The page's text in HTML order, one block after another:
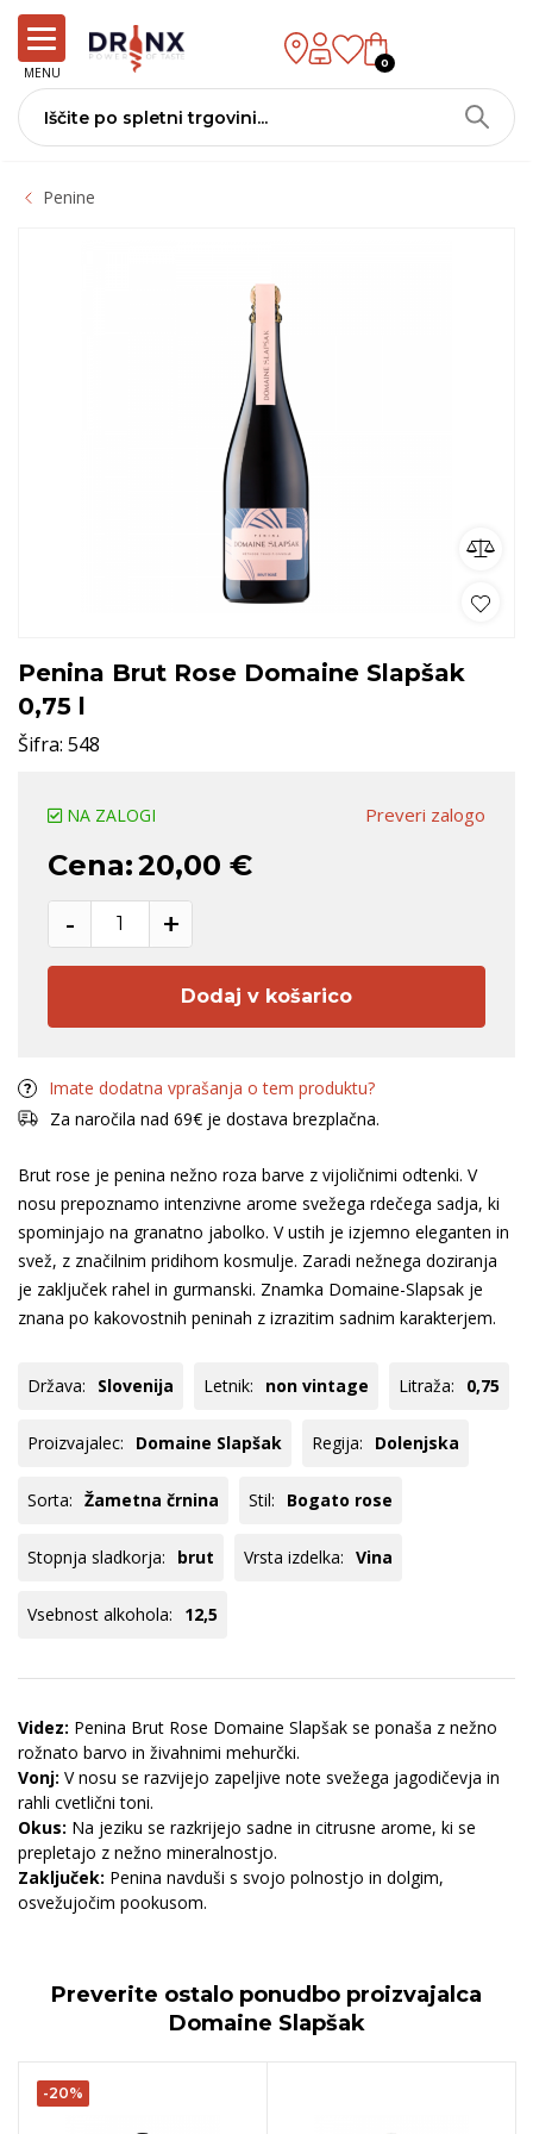
MENU
0
Penine
Penina Brut Rose Domaine Slapšak
0,75 l
Šifra: 548
Preveri zalogo
NA ZALOGI
Cena:20,00 €
- +
Dodaj v košarico
Imate dodatna vprašanja o tem produktu?
Za naročila nad 69€ je dostava brezplačna.
Brut rose je penina nežno roza barve z vijoličnimi odtenki. V
nosu prepoznamo intenzivne arome svežega rdečega sadja, ki
spominjajo na granatno jabolko. V ustih je izjemno eleganten in
svež, z značilnim pridihom kosmulje. Zaradi nežnega doziranja
je zaključek rahel in gurmanski. Znamka Domaine-Slapsak je
znana po kakovostnih peninah z izrazitim sadnim karakterjem.
Država: Slovenija Letnik: non vintage Litraža: 0,75
Proizvajalec: Domaine Slapšak Regija: Dolenjska
Sorta: Žametna črnina Stil: Bogato rose
Stopnja sladkorja: brut Vrsta izdelka: Vina
Vsebnost alkohola: 12,5
Videz: Penina Brut Rose Domaine Slapšak se ponaša z nežno
rožnato barvo in živahnimi mehurčki.
Vonj: V nosu se razvijejo zapeljive note svežega jagodičevja in
rahli cvetlični toni.
Okus: Na jeziku se razkrijejo sadne in citrusne arome, ki se
prepletajo z nežno mineralnostjo.
Zaključek: Penina navduši s svojo polnostjo in dolgim,
osvežujočim pookusom.
Preverite ostalo ponudbo proizvajalca
Domaine Slapšak
-20%